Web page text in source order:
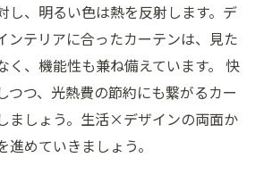
し、明るい色は熱を反射します。デ
ンテリアに合ったカーテンは、見た
く、機能性も兼ね備えています。 快
つつ、光熱費の節約にも繋がるカー
ましょう。生活×デザインの両面か
めていきましょう。